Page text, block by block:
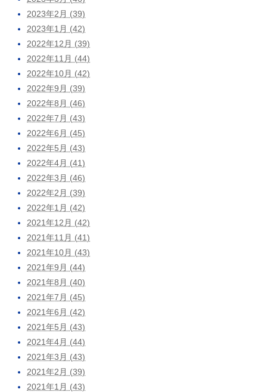
2023年2月 (39)
2023年1月 (42)
2022年12月 (39)
2022年11月 (44)
2022年10月 (42)
2022年9月 (39)
2022年8月 (46)
2022年7月 (43)
2022年6月 (45)
2022年5月 (43)
2022年4月 (41)
2022年3月 (46)
2022年2月 (39)
2022年1月 (42)
2021年12月 (42)
2021年11月 (41)
2021年10月 (43)
2021年9月 (44)
2021年8月 (40)
2021年7月 (45)
2021年6月 (42)
2021年5月 (43)
2021年4月 (44)
2021年3月 (43)
2021年2月 (39)
2021年1月 (43)